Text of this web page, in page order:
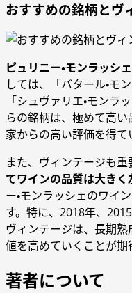
おすすめの銘柄とヴ
ピュリニー・モンラッシ
しては、「バタール・モ
「シュヴァリエ・モン
らの銘柄は、極めて高
家からの高い評価を得て
また、ヴィンテージも重
てワインの品質は大きく
ー・モンラッシェのワイ
す。特に、2018年、
ヴィンテージは、長期
値を高めていくことが期
著者について